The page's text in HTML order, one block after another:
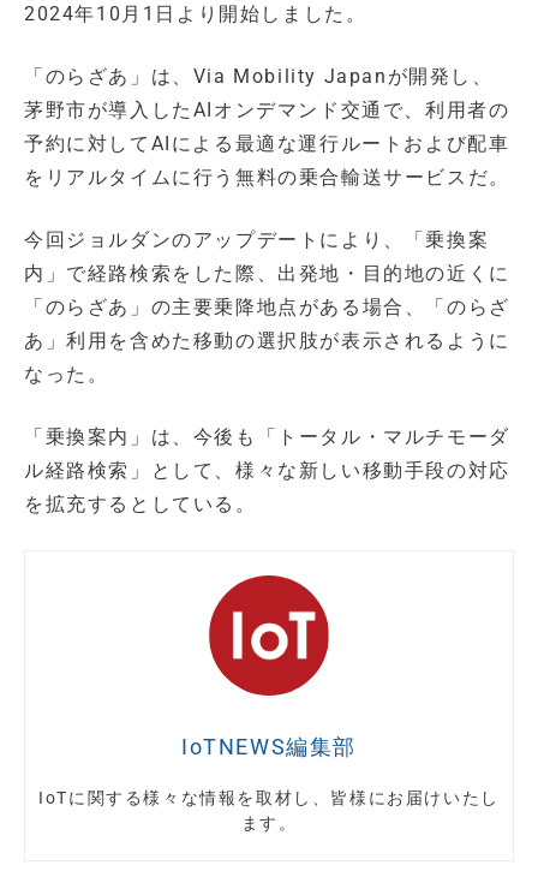
2024年10月1日より開始しました。
「のらざあ」は、Via Mobility Japanが開発し、
茅野市が導入したAIオンデマンド交通で、利用者の
予約に対してAIによる最適な運行ルートおよび配車
をリアルタイムに行う無料の乗合輸送サービスだ。
今回ジョルダンのアップデートにより、「乗換案
内」で経路検索をした際、出発地・目的地の近くに
「のらざあ」の主要乗降地点がある場合、「のらざ
あ」利用を含めた移動の選択肢が表示されるように
なった。
「乗換案内」は、今後も「トータル・マルチモーダ
ル経路検索」として、様々な新しい移動手段の対応
を拡充するとしている。
IoTNEWS編集部
IoTに関する様々な情報を取材し、皆様にお届けいたし
ます。